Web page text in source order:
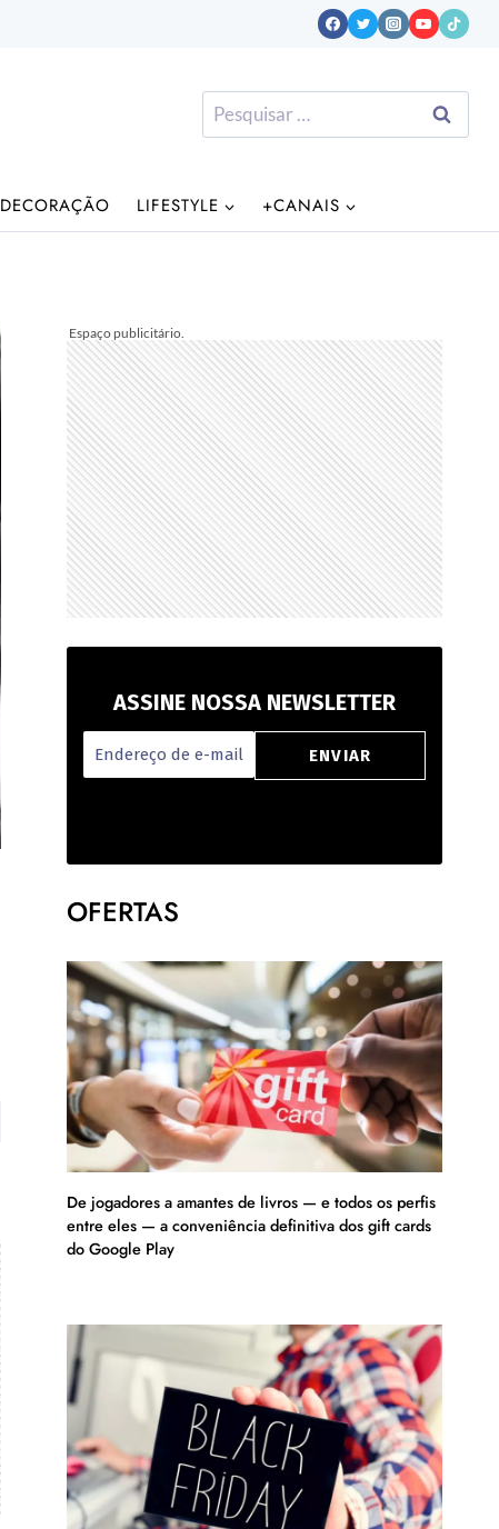
Pesquisar
por:
DECORAÇÃO LIFESTYLE +CANAIS
ASSINE NOSSA NEWSLETTER
OFERTAS
De jogadores a amantes de livros — e todos os perfis
entre eles — a conveniência definitiva dos gift cards
do Google Play